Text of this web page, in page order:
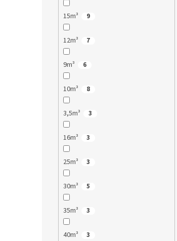
15m³ 9
12m³ 7
9m³ 6
10m³ 8
3,5m³ 3
16m³ 3
25m³ 3
30m³ 5
35m³ 3
40m³ 3